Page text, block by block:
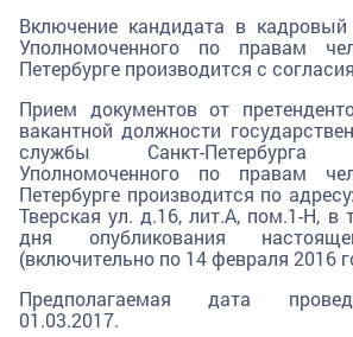
Включение кандидата в кадровый
Уполномоченного по правам
Петербурге производится с
Прием документов от
вакантной должности
службы Санкт-
Уполномоченного по правам
Петербурге производится по
Тверская ул. д.16, лит.А, пом.1-Н, в
дня опубликования
(включительно по 14 февраля 2016
Предполагаемая дата
01.03.2017.